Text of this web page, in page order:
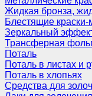
Жидкая бронза,
Блестящие
Зеркальный
Трансферная
Поталь
Поталь в листах и
Поталь в хлопьях
Средства для